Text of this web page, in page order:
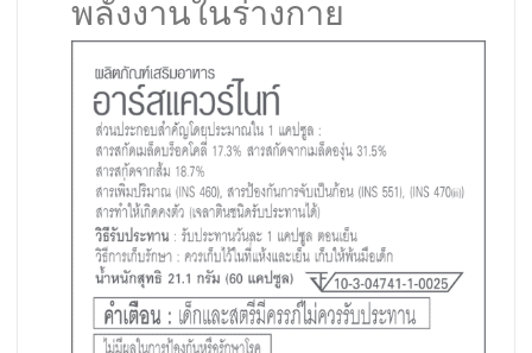
พลังงานในร่างกาย